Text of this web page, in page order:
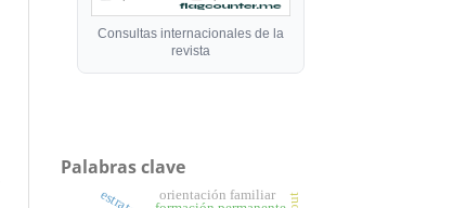
Consultas internacionales de la
revista
Palabras clave
orientación familiar